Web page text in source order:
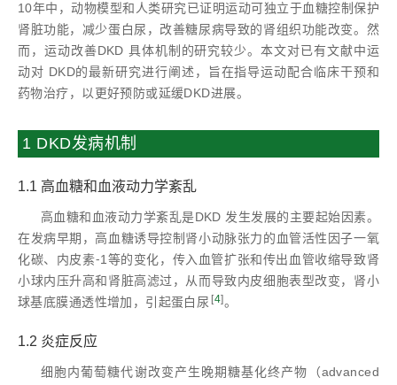
10年中，动物模型和人类研究已证明运动可独立于血糖控制保护
肾脏功能，减少蛋白尿，改善糖尿病导致的肾组织功能改变。然
而，运动改善DKD 具体机制的研究较少。本文对已有文献中运
动对 DKD的最新研究进行阐述，旨在指导运动配合临床干预和
药物治疗，以更好预防或延缓DKD进展。
1 DKD发病机制
1.1 高血糖和血液动力学紊乱
高血糖和血液动力学紊乱是DKD 发生发展的主要起始因素。
在发病早期，高血糖诱导控制肾小动脉张力的血管活性因子一氧
化碳、内皮素⁃1等的变化，传入血管扩张和传出血管收缩导致肾
小球内压升高和肾脏高滤过，从而导致内皮细胞表型改变，肾小
球基底膜通透性增加，引起蛋白尿 [4]。
1.2 炎症反应
细胞内葡萄糖代谢改变产生晚期糖基化终产物（advanced